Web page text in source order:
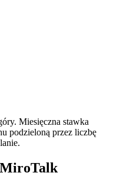
Miesięczna stawka
podzieloną przez liczbę
MiroTalk